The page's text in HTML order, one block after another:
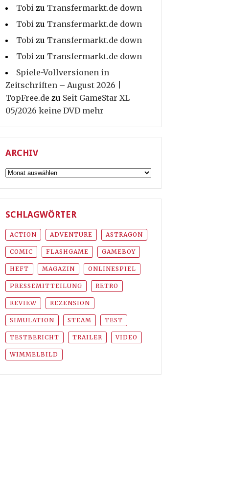
Tobi zu Transfermarkt.de down
Tobi zu Transfermarkt.de down
Tobi zu Transfermarkt.de down
Tobi zu Transfermarkt.de down
Spiele-Vollversionen in
Zeitschriften – August 2026 |
TopFree.de zu Seit GameStar XL
05/2026 keine DVD mehr
ARCHIV
Archiv
SCHLAGWÖRTER
ACTION ADVENTURE ASTRAGON
COMIC FLASHGAME GAMEBOY
HEFT MAGAZIN ONLINESPIEL
PRESSEMITTEILUNG RETRO
REVIEW REZENSION
SIMULATION STEAM TEST
TESTBERICHT TRAILER VIDEO
WIMMELBILD